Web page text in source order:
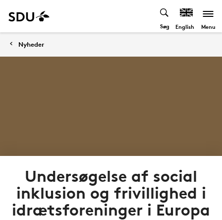
Søg English Menu
Nyheder
Undersøgelse af social
inklusion og frivillighed i
idrætsforeninger i Europa